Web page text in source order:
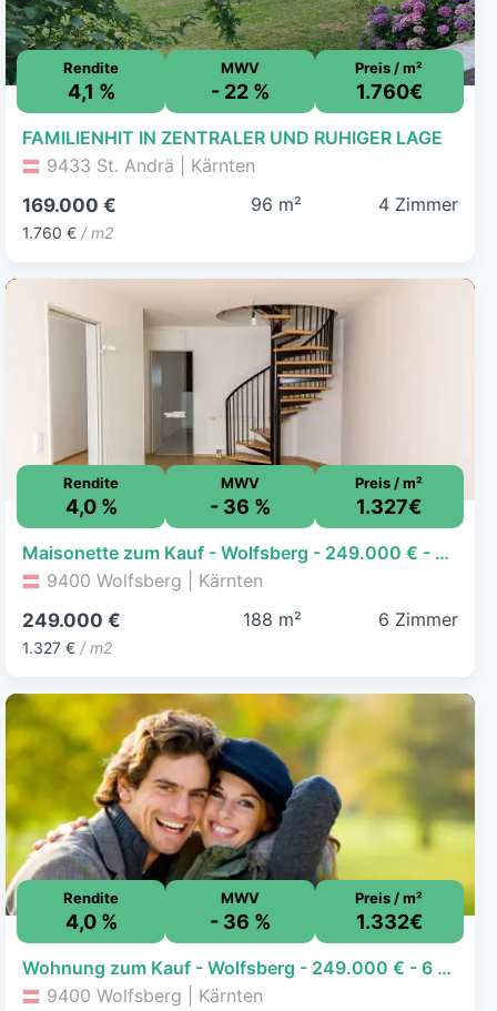
Rendite
4,1 %
MWV
- 22 %
Preis / m²
1.760€
FAMILIENHIT IN ZENTRALER UND RUHIGER LAGE
9433 St. Andrä | Kärnten
169.000 €
1.760 € / m2
96 m² 4 Zimmer
Rendite
4,0 %
MWV
- 36 %
Preis / m²
1.327€
Maisonette zum Kauf - Wolfsberg - 249.000 € - 6 Zimmer, 187,6 m²
9400 Wolfsberg | Kärnten
249.000 €
1.327 € / m2
188 m² 6 Zimmer
Rendite
4,0 %
MWV
- 36 %
Preis / m²
1.332€
Wohnung zum Kauf - Wolfsberg - 249.000 € - 6 Zimmer, 187 m²
9400 Wolfsberg | Kärnten